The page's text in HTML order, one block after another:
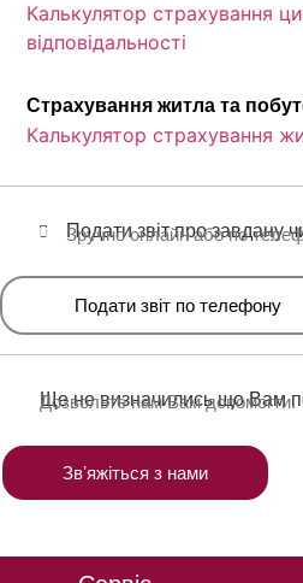
Калькулятор страхування
відповідальності
Страхування житла та
Калькулятор страхування
Подати звіт про завдану
Зручно онлайн або по
Подати звіт по телефону
Ще не визначились що Вам
Дозвольте нам Вам допомогти.
Звʼяжіться з нами